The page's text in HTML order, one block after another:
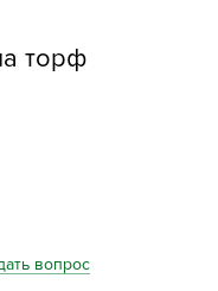
торф
вопрос